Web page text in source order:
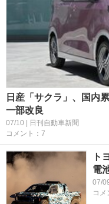
日産「サクラ」、国内
一部改良
07/10 | 日刊自動車新聞
コメント：7
ト
電
07/
コメ